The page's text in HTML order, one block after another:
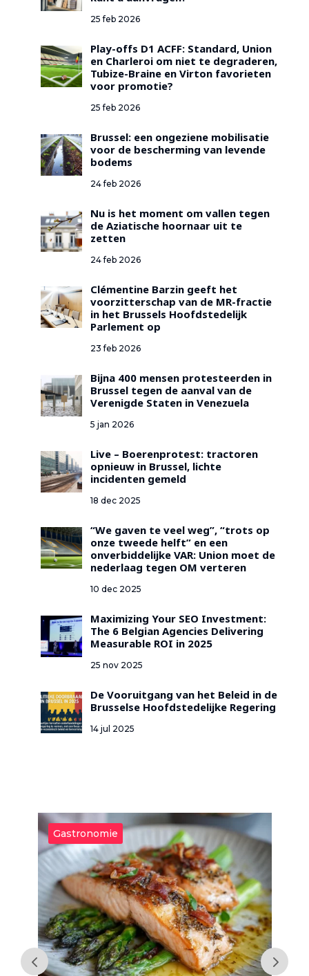
25 feb 2026
Play-offs D1 ACFF: Standard, Union
en Charleroi om niet te degraderen,
Tubize-Braine en Virton favorieten
voor promotie?
25 feb 2026
Brussel: een ongeziene mobilisatie
voor de bescherming van levende
bodems
24 feb 2026
Nu is het moment om vallen tegen
de Aziatische hoornaar uit te
zetten
24 feb 2026
Clémentine Barzin geeft het
voorzitterschap van de MR-fractie
in het Brussels Hoofdstedelijk
Parlement op
23 feb 2026
Bijna 400 mensen protesteerden in
Brussel tegen de aanval van de
Verenigde Staten in Venezuela
5 jan 2026
Live – Boerenprotest: tractoren
opnieuw in Brussel, lichte
incidenten gemeld
18 dec 2025
“We gaven te veel weg”, “trots op
onze tweede helft” en een
onverbiddelijke VAR: Union moet de
nederlaag tegen OM verteren
10 dec 2025
Maximizing Your SEO Investment:
The 6 Belgian Agencies Delivering
Measurable ROI in 2025
25 nov 2025
De Vooruitgang van het Beleid in de
Brusselse Hoofdstedelijke Regering
14 jul 2025
Gastronomie